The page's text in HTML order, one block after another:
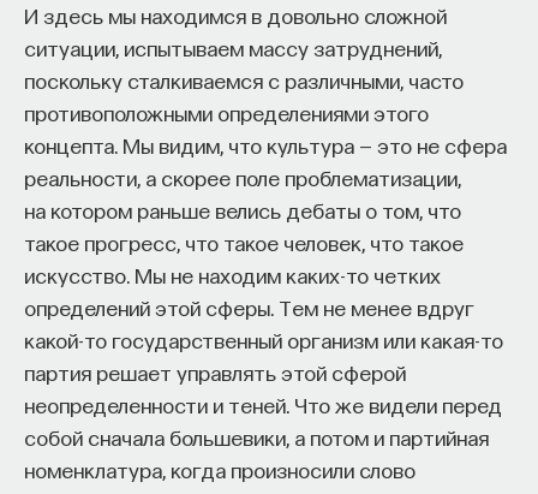
И здесь мы находимся в довольно сложной
ситуации, испытываем массу затруднений,
поскольку сталкиваемся с различными, часто
противоположными определениями этого
концепта. Мы видим, что культура — это не сфера
реальности, а скорее поле проблематизации,
на котором раньше велись дебаты о том, что
такое прогресс, что такое человек, что такое
искусство. Мы не находим каких-то четких
определений этой сферы. Тем не менее вдруг
какой-то государственный организм или какая-то
партия решает управлять этой сферой
неопределенности и теней. Что же видели перед
собой сначала большевики, а потом и партийная
номенклатура, когда произносили слово
ЕСТЕСТВЕННЫЕ НАУКИ ЖУРНАЛ
КУРС
Химия между нейронами:
вещества, которые управляют
есть судьба. Точнее, они верили в трех богинь
судьбы — Мойр.
У каждой из них своя работа:
Клото ткала нить человеческой жизни, Лахесис
отмеряла, Атропос перерезала. Как бы люди
ни пытались, они не могли избежать судьбы,
назначенной им Мойрами.
Жизнь древних
римлян, таким образом, была подобна
договорным скачкам: богини уже знали, кто
победит, а кто проиграет в этом жизненном
состязании. Жокей, наверное, отказался бы
участвовать: к чему состязаться, если имя
победителя уже известно? Можно было бы
ожидать, что и древние римляне откажутся
участвовать в жизненном забеге: зачем
беспокоиться, раз будущее уже определено?